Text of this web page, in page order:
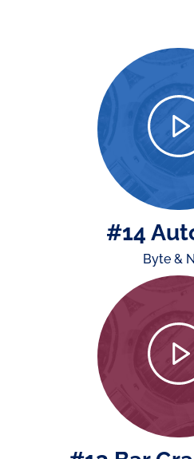
#14
Byte &